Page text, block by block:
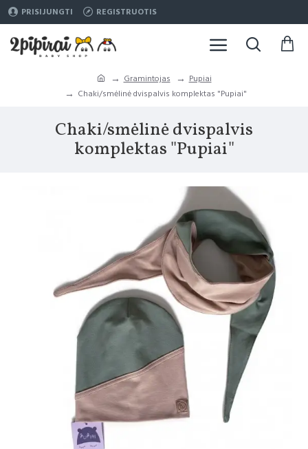
PRISIJUNGTI REGISTRUOTIS
Gramintojas
Pupiai
Chaki/smėlinė dvispalvis komplektas "Pupiai"
Chaki/smėlinė dvispalvis
komplektas "Pupiai"